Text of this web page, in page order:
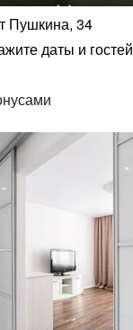
Пушкина, 34
даты и гостей